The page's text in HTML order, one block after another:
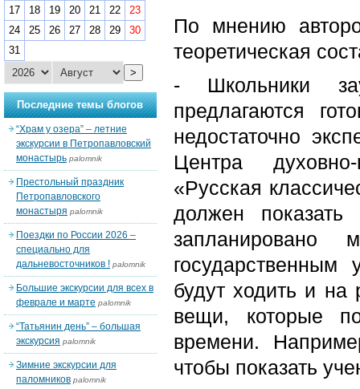
По мнению
теоретическая
- Школьники
предлагаются
недостаточно
Центра духовно-
«Русская
должен
запланировано
будут ходить и на
вещи, которые
времени.
чтобы показать
17
18 19 20 21 22
23
24
25 26 27 28 29
30
31
>
Последние темы блогов
“Храм у озера” – летние
экскурсии в Петропавловский
монастырь palomnik
Престольный праздник
Петропавловского
монастыря palomnik
Поездки по России 2026 –
специально для
дальневосточников ! palomnik
Большие экскурсии для всех в
феврале и марте palomnik
“Татьянин день” – большая
экскурсия palomnik
Зимние экскурсии для
паломников palomnik